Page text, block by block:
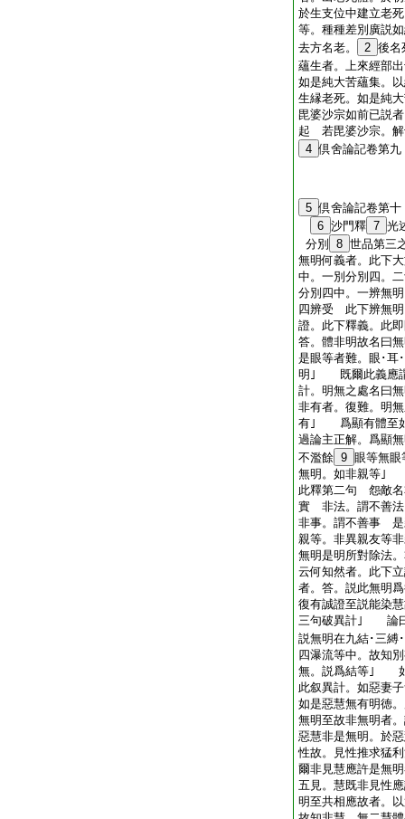
於生支位中建立老
等。種種差別廣説
去方名老。
2 後
蘊生者。上來經部
如是純大苦蘊集。
生縁老死。如是純
毘婆沙宗如前已説
起 若毘婆沙宗。解
4 倶舍論記卷第九
5 倶舍論記卷第十
6 沙門釋 7
分別
8 世品第三
無明何義者。此下
中。一別分別四。
分別四中。一辨無
四辨受 此下辨無明
證。此下釋義。
答。體非明故名
是眼等者難。眼･耳
明｣ 既爾此義應謂
計。明無之處名
非有者。復難。明
有｣ 爲顯有體至如
過論主正解。爲顯
不濫餘 9 眼等無
無明。如非親等｣
此釋第二句 怨敵
實 非法。謂不善
非事。謂不善事 是
親等。非異親友等
無明是明所對除法
云何知然者。此
者。答。説此無明
復有誠證至説能染
三句破異計｣ 論曰
説無明在九結･三縛
四瀑流等中。故知
無。説爲結等｣ 如
此叙異計。如惡妻
如是惡慧無有明
無明至故非無明者
惡慧非是無明。於
性故。見性推求
爾非見慧應許是無
五見。慧既非見
明至共相應故者。